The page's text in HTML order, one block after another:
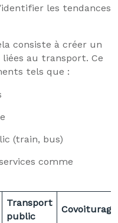
les tendances
consiste à créer un
au transport. Ce
tels que :
(train, bus)
comme
Transport
public
Covoiturage